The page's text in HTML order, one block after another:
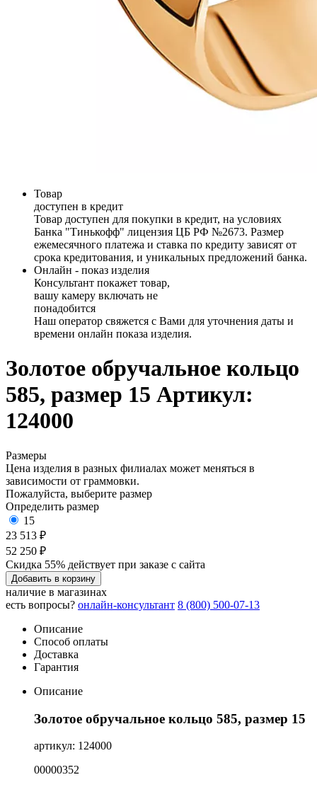
Товар
доступен в кредит
Товар доступен для покупки в кредит, на условиях
Банка "Тинькофф" лицензия ЦБ РФ №2673. Размер
ежемесячного платежа и ставка по кредиту зависят от
срока кредитования, и уникальных предложений банка.
Онлайн - показ изделия
Консультант покажет товар,
вашу камеру включать не
понадобится
Наш оператор свяжется с Вами для уточнения даты и
времени онлайн показа изделия.
Золотое обручальное кольцо
585, размер 15 Артикул:
124000
Размеры
Цена изделия в разных филиалах может меняться в
зависимости от граммовки.
Пожалуйста, выберите размер
Определить размер
15
23 513 ₽
52 250 ₽
Скидка 55% действует при заказе с сайта
Добавить в корзину
наличие в магазинах
есть вопросы? онлайн-консультант 8 (800) 500-07-13
Описание
Способ оплаты
Доставка
Гарантия
Описание
Золотое обручальное кольцо 585, размер 15
артикул: 124000
00000352